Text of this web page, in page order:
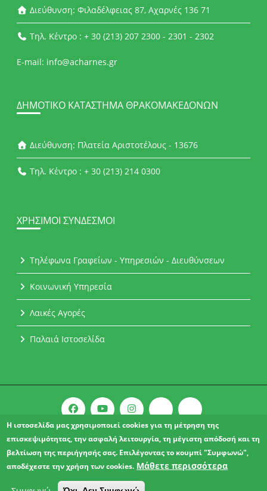
Διεύθυνση: Φιλαδέλφειας 87, Αχαρνές 136 71
Τηλ. Κέντρο : + 30 (213) 207 2300 - 2301 - 2302
E-mail: info@acharnes.gr
ΔΗΜΟΤΙΚΌ ΚΑΤΆΣΤΗΜΑ ΘΡΑΚΟΜΑΚΕΔΌΝΩΝ
Διεύθυνση: Πλατεία Αριστοτέλους - 13676
Τηλ. Κέντρο : + 30 (213) 214 0300
ΧΡΉΣΙΜΟΙ ΣΎΝΔΕΣΜΟΙ
Τηλέφωνα Γραφείων - Υπηρεσιών - Διευθύνσεων
Κοινωνική Υπηρεσία
Λαικές Αγορές
Παλαιά Ιστοσελίδα
Copyright © 2021 l Δήμος Αχαρνών.
ΔΗΛΩΣΗ ΠΡΟΣΒΑΣΙΜΟΤΗΤΑΣ
Η ιστοσελίδα μας χρησιμοποιεί cookies για τη μέτρηση της
επισκεψιμότητας, την ασφαλή λειτουργία, τη μέγιστη απόδοσή και τη
βελτίωση της περιήγησής σας. Επιλέγοντας το κουμπί "Συμφωνώ",
αποδέχεστε την χρήση των cookies. Μάθετε περισσότερα